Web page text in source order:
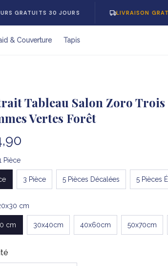
30 JOURS LIVRAISON GRATUITE EN
& Couverture Tapis
Tableau Salon Zoro Trois
Vertes Forêt
Pièce
3 Pièce 5 Pièces Décalées 5 Pièces
cm
cm 30x40cm 40x60cm 50x70cm